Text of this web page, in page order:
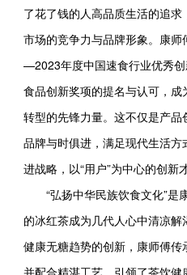
了花了钱的人高品质生活的追
市场的竞争力与品牌形象。康师
—2023年度中国速食行业优秀
食品创新奖项的提名与认可，
转型的先锋力量。这不仅是产
品牌与时俱进，满足现代生活
进战略，以“用户”为中心的创新
“弘扬中华民族饮食文化”是
的冰红茶成为几代人心中清凉解
健康无糖趋势的创新，康师傅